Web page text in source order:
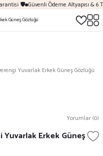
🛡️ Güvenli Ödeme Altyapısı & 6
Yuvarlak Erkek Güneş Gözlüğü
Yorumlar (0)
Yuvarlak Erkek Güneş